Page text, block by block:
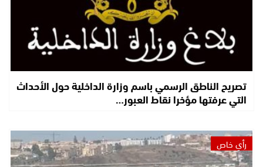
تصريح الناطق الرسمي باسم وزارة الداخلية حول الأحداث
التي عرفتها مؤخرا نقاط العبور…
رأي خاص